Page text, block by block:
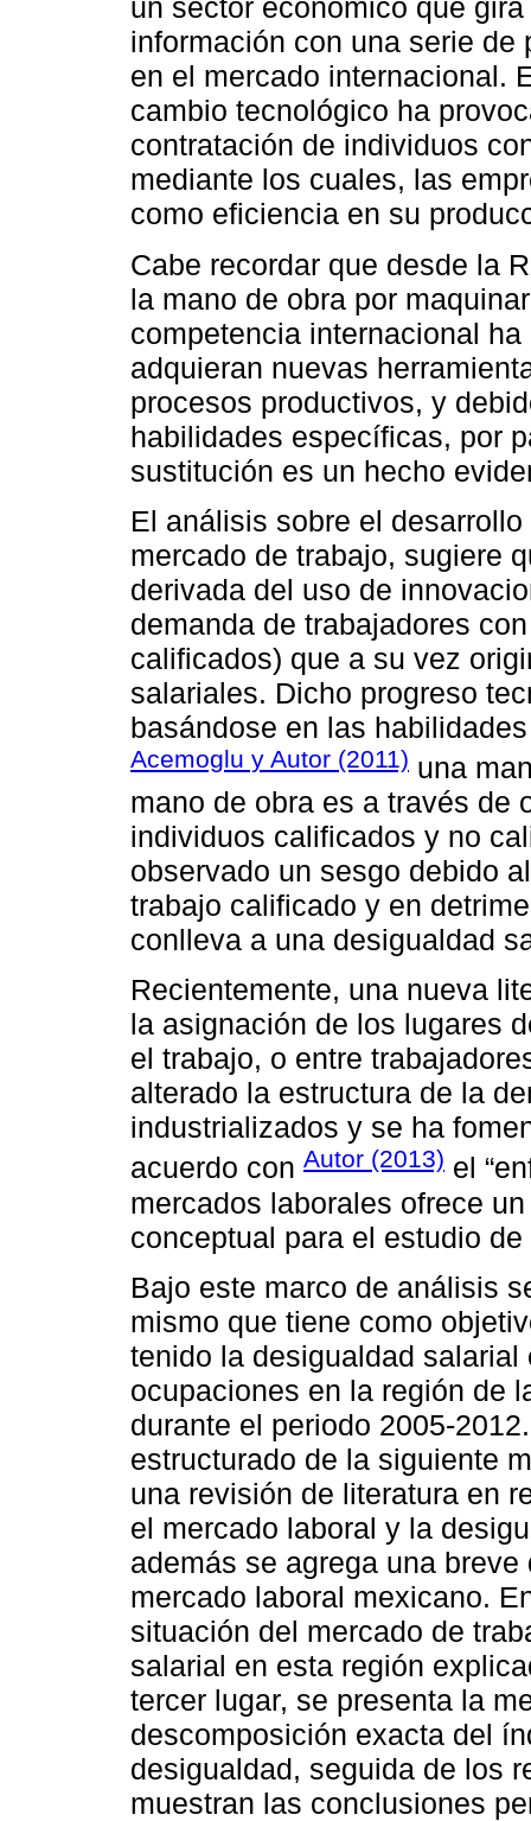
un sector económico que
información con una serie
en el mercado internacional.
cambio tecnológico ha
contratación de individuos
mediante los cuales, las
como eficiencia en su
Cabe recordar que desde la
la mano de obra por
competencia internacional
adquieran nuevas
procesos productivos, y
habilidades específicas, por
sustitución es un hecho
El análisis sobre el
mercado de trabajo, sugiere
derivada del uso de
demanda de trabajadores
calificados) que a su vez
salariales. Dicho progreso
basándose en las
Acemoglu y Autor (2011) una
mano de obra es a través de
individuos calificados y no
observado un sesgo debido
trabajo calificado y en
conlleva a una desigualdad
Recientemente, una nueva
la asignación de los lugares
el trabajo, o entre
alterado la estructura de la
industrializados y se ha
acuerdo con Autor (2013) el
mercados laborales ofrece
conceptual para el estudio
Bajo este marco de análisis
mismo que tiene como
tenido la desigualdad
ocupaciones en la región de
durante el periodo 2005-
estructurado de la siguiente
una revisión de literatura en
el mercado laboral y la
además se agrega una
mercado laboral mexicano.
situación del mercado de
salarial en esta región
tercer lugar, se presenta la
descomposición exacta del
desigualdad, seguida de los
muestran las conclusiones